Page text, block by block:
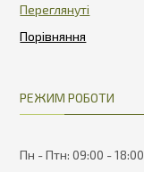
Переглянуті
РЕЖИМ РОБОТИ
Пн - Птн: 09:00 - 18:00